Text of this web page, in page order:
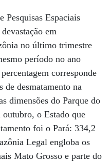
Pesquisas Espaciais
em
no último trimestre
período no ano
corresponde
de desmatamento na
dimensões do Parque do
o Estado que
foi o Pará: 334,2
Legal engloba os
Mato Grosso e parte do